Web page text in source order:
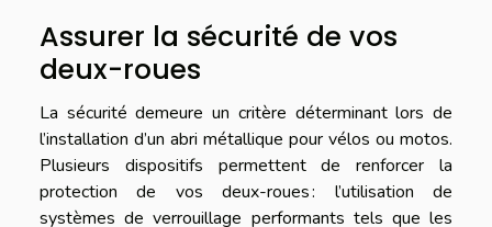
Assurer la sécurité de vos
deux-roues
La sécurité demeure un critère déterminant lors de
l’installation d’un abri métallique pour vélos ou motos.
Plusieurs dispositifs permettent de renforcer la
protection de vos deux-roues : l’utilisation de
systèmes de verrouillage performants tels que les